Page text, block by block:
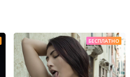
БЕСПЛАТНО